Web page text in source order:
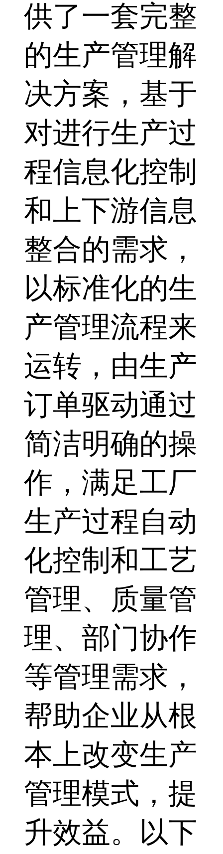
供了一套完整
的生产管理解
决方案，基于
对进行生产过
程信息化控制
和上下游信息
整合的需求，
以标准化的生
产管理流程来
运转，由生产
订单驱动通过
简洁明确的操
作，满足工厂
生产过程自动
化控制和工艺
管理、质量管
理、部门协作
等管理需求，
帮助企业从根
本上改变生产
管理模式，提
升效益。以下